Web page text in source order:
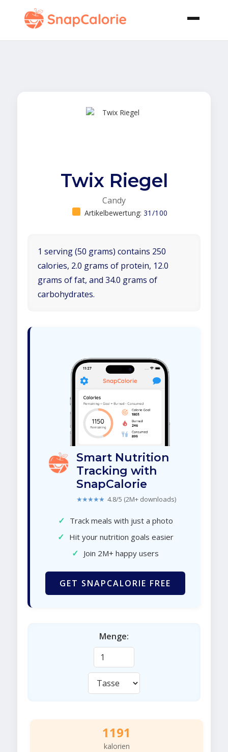
Twix Riegel
Candy
Artikelbewertung: 31/100
1 serving (50 grams) contains 250
calories, 2.0 grams of protein, 12.0
grams of fat, and 34.0 grams of
carbohydrates.
Smart Nutrition
Tracking with
SnapCalorie
★★★★★ 4.8/5 (2M+ downloads)
✓ Track meals with just a photo
✓ Hit your nutrition goals easier
✓ Join 2M+ happy users
GET SNAPCALORIE FREE
Menge:
1191
kalorien